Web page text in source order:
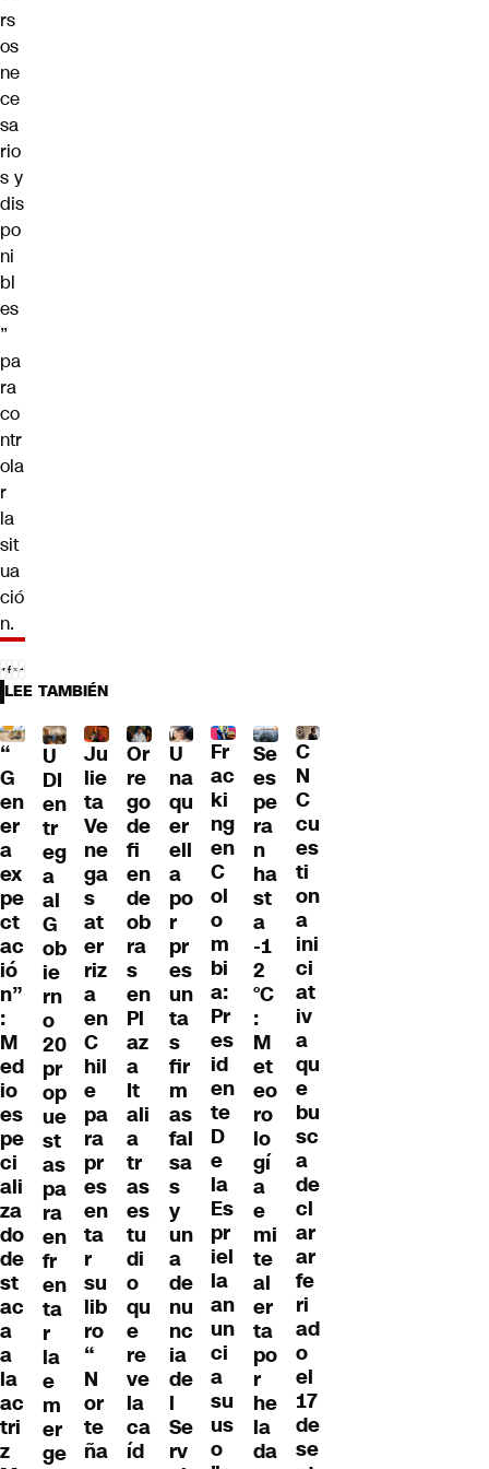
rs
os
ne
ce
sa
rio
s y
dis
po
ni
bl
es
”
pa
ra
co
ntr
ola
r
la
sit
ua
ció
n.
LEE TAMBIÉN
“
G
en
er
a
ex
pe
ct
ac
ió
n”
:
M
ed
io
es
pe
ci
ali
za
do
de
st
ac
a
a
la
ac
tri
z
U
DI
en
tr
eg
a
al
G
ob
ie
rn
o
20
pr
op
ue
st
as
pa
ra
en
fr
en
ta
r
la
e
m
er
ge
Ju
lie
ta
Ve
ne
ga
s
at
er
riz
a
en
C
hil
e
pa
ra
pr
es
en
ta
r
su
lib
ro
“
N
or
te
ña
Or
re
go
de
fi
en
de
ob
ra
s
en
Pl
az
a
It
ali
a
tr
as
es
tu
di
o
qu
e
re
ve
la
ca
íd
U
na
qu
er
ell
a
po
r
pr
es
un
ta
s
fir
m
as
fal
sa
s
y
un
a
de
nu
nc
ia
de
l
Se
rv
Fr
ac
ki
ng
en
C
ol
o
m
bi
a:
Pr
es
id
en
te
D
e
la
Es
pr
iel
la
an
un
ci
a
su
us
o
Se
es
pe
ra
n
ha
st
a
-1
2
°C
:
M
et
eo
ro
lo
gí
a
e
mi
te
al
er
ta
po
r
he
la
da
C
N
C
cu
es
ti
on
a
ini
ci
at
iv
a
qu
e
bu
sc
a
de
cl
ar
ar
fe
ri
ad
o
el
17
de
se